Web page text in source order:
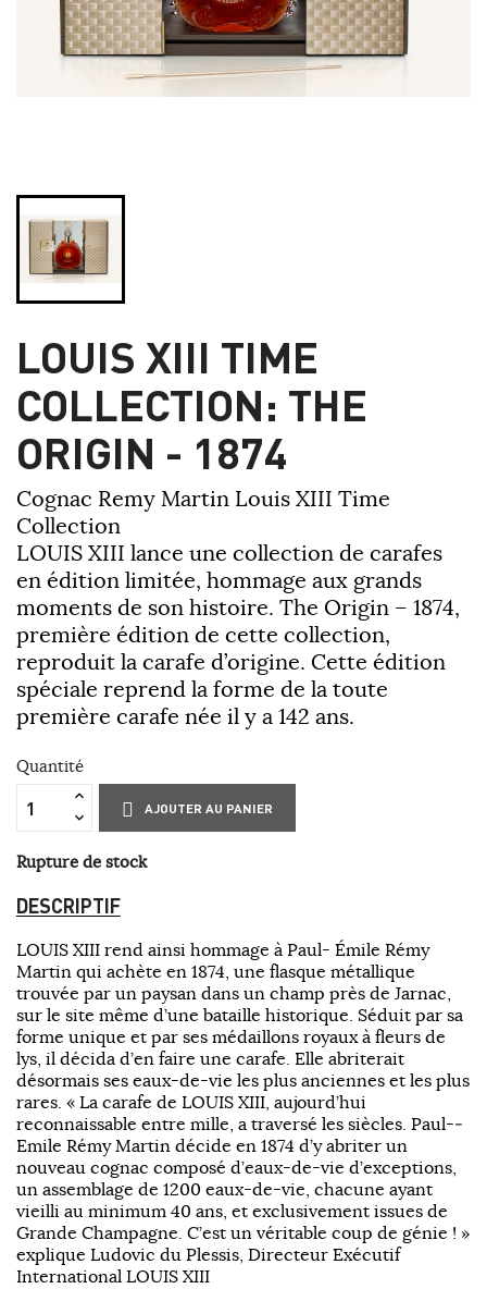
LOUIS XIII TIME
COLLECTION: THE
ORIGIN - 1874
Cognac Remy Martin Louis XIII Time
Collection
LOUIS XIII lance une collection de carafes
en édition limitée, hommage aux grands
moments de son histoire. The Origin – 1874,
première édition de cette collection,
reproduit la carafe d’origine. Cette édition
spéciale reprend la forme de la toute
première carafe née il y a 142 ans.
Quantité
AJOUTER AU PANIER
Rupture de stock
DESCRIPTIF
LOUIS XIII rend ainsi hommage à Paul-­ Émile Rémy
Martin qui achète en 1874, une flasque métallique
trouvée par un paysan dans un champ près de Jarnac,
sur le site même d’une bataille historique. Séduit par sa
forme unique et par ses médaillons royaux à fleurs de
lys, il décida d’en faire une carafe. Elle abriterait
désormais ses eaux-­de-­vie les plus anciennes et les plus
rares. « La carafe de LOUIS XIII, aujourd’hui
reconnaissable entre mille, a traversé les siècles. Paul-­
Emile Rémy Martin décide en 1874 d’y abriter un
nouveau cognac composé d’eaux-­de-­vie d’exceptions,
un assemblage de 1200 eaux-­de-­vie, chacune ayant
vieilli au minimum 40 ans, et exclusivement issues de
Grande Champagne. C’est un véritable coup de génie ! »
explique Ludovic du Plessis, Directeur Exécutif
International LOUIS XIII